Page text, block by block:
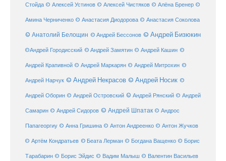
Стойда © Алексей Устинов © Алексей Чистяков © Алёна Бренер ©
Амина Черниченко © Анастасия Диодорова © Анастасия Соколова
© Анатолий Белощин © Андрей Бессонов © Андрей Бизюкин
©Андрей Городисский © Андрей Замятин © Андрей Кашин ©
Андрей Крапивной © Андрей Маркарян © Андрей Митрохин ©
Андрей Нарчук © Андрей Некрасов © Андрей Носик ©
Андрей Оборин © Андрей Островский © Андрей Рянский © Андрей
Самарин © Андрей Сидоров © Андрей Шпатак © Андрос
Папагеоргиу © Анна Гришина © Антон Андреенко © Антон Жучков
© Артём Кондратьев © Беата Лерман © Богдана Ващенко © Борис
Тарабарин © Борис Эйдис © Вадим Малыш © Валентин Васильев